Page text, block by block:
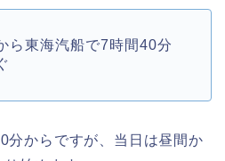
ら東海汽船で7時間40分
分からですが、当日は昼間か